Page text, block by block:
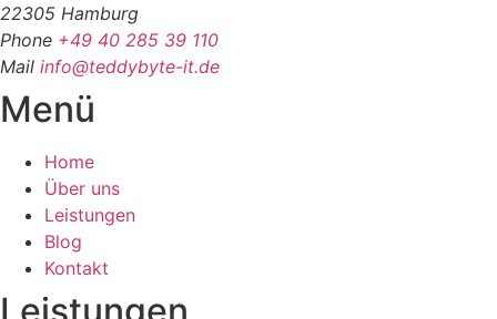
22305 Hamburg
Phone +49 40 285 39 110
Mail info@teddybyte-it.de
Menü
Home
Über uns
Leistungen
Blog
Kontakt